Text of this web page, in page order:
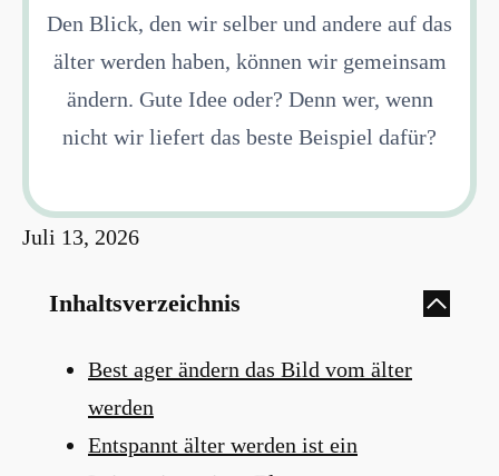
Den Blick, den wir selber und andere auf das
älter werden haben, können wir gemeinsam
ändern. Gute Idee oder? Denn wer, wenn
nicht wir liefert das beste Beispiel dafür?
Juli 13, 2026
Inhaltsverzeichnis
Best ager ändern das Bild vom älter
werden
Entspannt älter werden ist ein